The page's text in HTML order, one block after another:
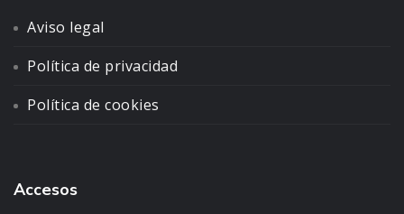
Aviso legal
Política de privacidad
Política de cookies
Accesos